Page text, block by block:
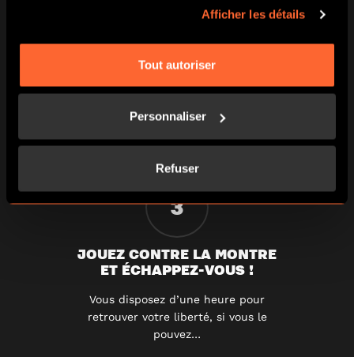
Afficher les détails
Tout autoriser
Personnaliser
Refuser
ET TROUVEZ LES INDICES
Une fois la porte fermée, vous devez
travaillez en équipe pour résoudre une
3
JOUEZ CONTRE LA MONTRE
ET ÉCHAPPEZ-VOUS !
Vous disposez d’une heure pour
retrouver votre liberté, si vous le
pouvez…